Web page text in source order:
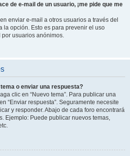
de e-mail de un usuario, ¡me pide que me
enviar e-mail a otros usuarios a través del
la opción. Esto es para prevenir el uso
usuarios anónimos.
o enviar una respuesta?
clic en “Nuevo tema”. Para publicar una
“Enviar respuesta”. Seguramente necesite
y responder. Abajo de cada foro encontrará
Ejemplo: Puede publicar nuevos temas,